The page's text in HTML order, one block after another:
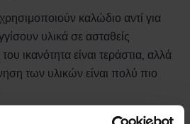
καλώδιο αντί για
υλικά σε ασταθείς
ικανότητα είναι τεράστια, αλλά
των υλικών είναι πολύ πιο